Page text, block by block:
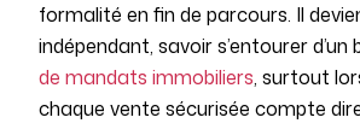
formalité en fin de parcours. Il
indépendant, savoir s’entourer
de mandats immobiliers, surtout
chaque vente sécurisée compte